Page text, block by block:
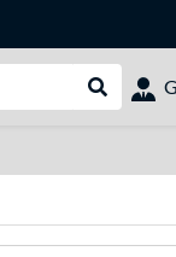
Suche